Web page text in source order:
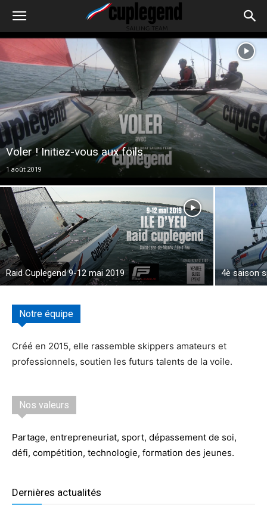
Voler ! Initiez-vous aux foils.
1 août 2019
Raid Cuplegend 9-12 mai 2019 4è saison
Notre équipe
Créé en 2015, elle rassemble skippers amateurs et
professionnels, soutien les futurs talents de la voile.
Nos valeurs
Partage, entrepreneuriat, sport, dépassement de soi,
défi, compétition, technologie, formation des jeunes.
Dernières actualités